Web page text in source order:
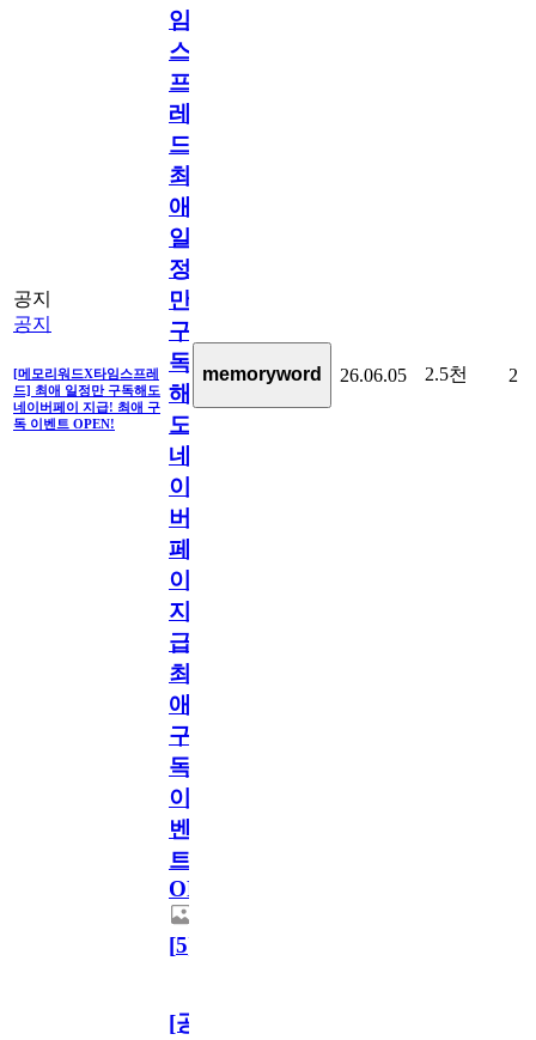
공지
공지
[메모리워드X타임스프레
드] 최애 일정만 구독해도
네이버페이 지급! 최애 구
독 이벤트 OPEN!
임
스
프
레
드]
최
애
일
정
만
구
독
해
도
네
이
버
페
이
지
급!
최
애
구
독
이
벤
트
OPEN!
[5]
memoryword 26.06.05 2.5천 2
[공